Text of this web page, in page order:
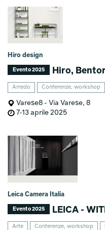
Hiro design
Evento 2025 Hiro,
Arredo Conferenze, workshop
Varese8 - Via Varese, 8
7-13 aprile 2025
Leica Camera Italia
Evento 2025 LEICA -
Arte Conferenze, workshop